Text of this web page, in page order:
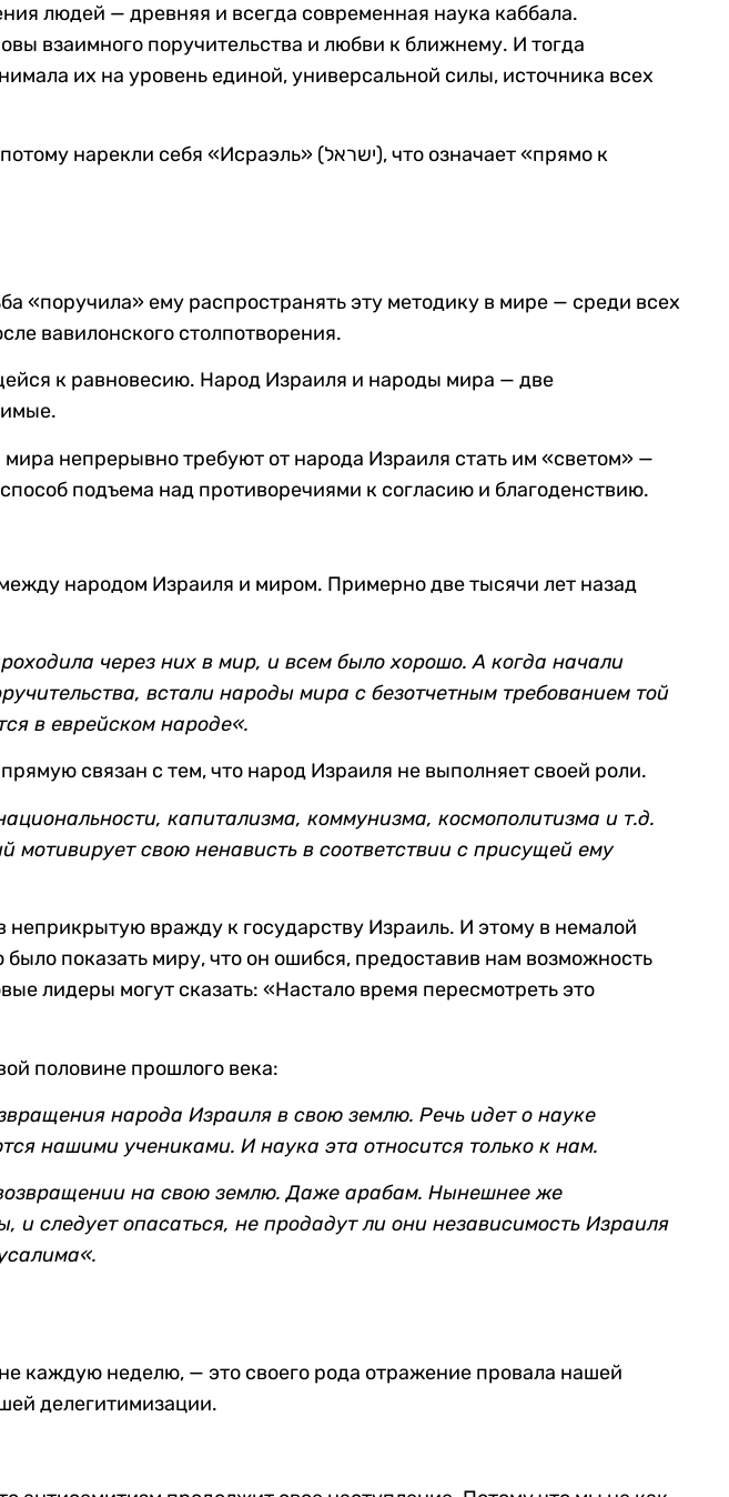
людей — древняя и всегда современная наука каббала.
взаимного поручительства и любви к ближнему. И тогда
их на уровень единой, универсальной силы, источника всех
«поручила» ему распространять эту методику в мире — среди всех
вавилонского столпотворения.
к равновесию. Народ Израиля и народы мира — две
непрерывно требуют от народа Израиля стать им «светом» —
подъема над противоречиями к согласию и благоденствию.
народом Израиля и миром. Примерно две тысячи лет назад
через них в мир, и всем было хорошо. А когда начали
встали народы мира с безотчетным требованием той
в еврейском народе«.
связан с тем, что народ Израиля не выполняет своей роли.
капитализма, коммунизма, космополитизма и т.д.
свою ненависть в соответствии с присущей ему
неприкрытую вражду к государству Израиль. И этому в немалой
показать миру, что он ошибся, предоставив нам возможность
лидеры могут сказать: «Настало время пересмотреть это
половине прошлого века:
народа Израиля в свою землю. Речь идет о науке
нашими учениками. И наука эта относится только к нам.
на свою землю. Даже арабам. Нынешнее же
следует опасаться, не продадут ли они независимость Израиля
«.
каждую неделю, — это своего рода отражение провала нашей
делегитимизации.